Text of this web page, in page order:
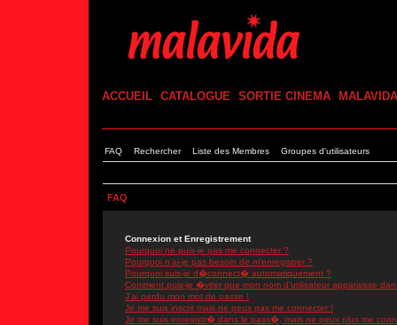
ACCUEIL CATALOGUE SORTIE CINEMA MALAVIDA
FAQ Rechercher Liste des Membres Groupes d'utilisateurs
FAQ
Connexion et Enregistrement
Pourquoi ne puis-je pas me connecter ?
Pourquoi n'ai-je pas besoin de m'enregistrer ?
Pourquoi suis-je d�connect� automatiquement ?
Comment puis-je �viter que mon nom d'utilisateur apparaisse
J'ai perdu mon mot de passe !
Je me suis inscrit mais ne peux pas me connecter !
Je me suis enregistr� dans le pass�, mais ne peux plus me